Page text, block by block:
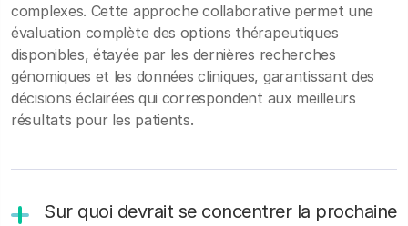
complexes. Cette approche collaborative permet une
évaluation complète des options thérapeutiques
disponibles, étayée par les dernières recherches
génomiques et les données cliniques, garantissant des
décisions éclairées qui correspondent aux meilleurs
résultats pour les patients.
Sur quoi devrait se concentrer la prochaine